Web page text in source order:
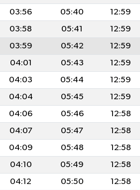
03:56 05:40 12:59
03:58 05:41 12:59
03:59 05:42 12:59
04:01 05:43 12:59
04:03 05:44 12:59
04:04 05:45 12:59
04:06 05:46 12:58
04:07 05:47 12:58
04:09 05:48 12:58
04:10 05:49 12:58
04:12 05:50 12:58